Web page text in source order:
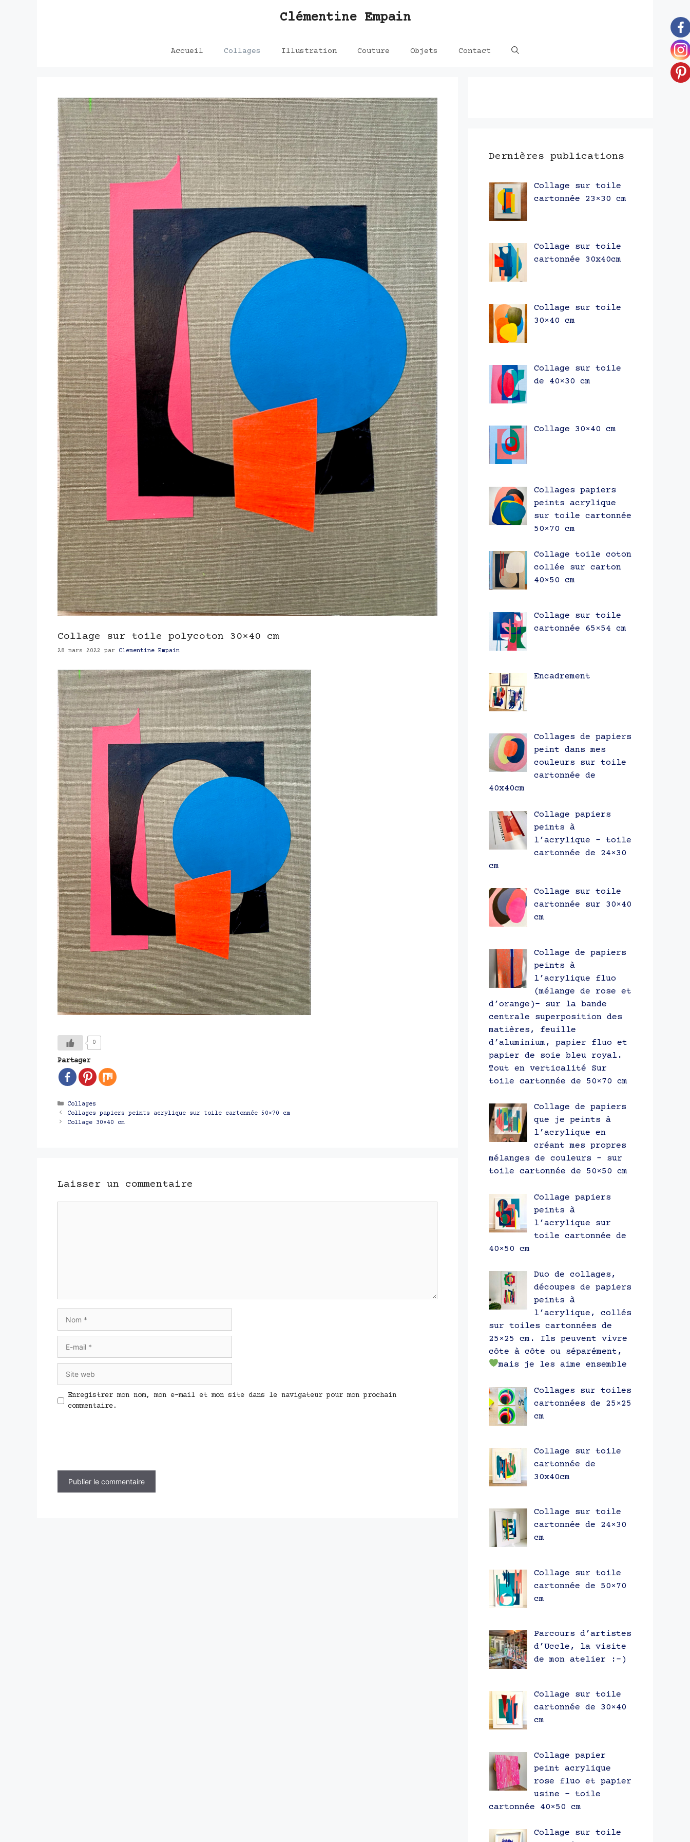
Clémentine Empain
Accueil Collages Illustration Couture Objets Contact
Collage sur toile polycoton 30×40 cm
28 mars 2022 par Clementine Empain
0
Partager
Catégories
Collages
Navigation
des
Collages papiers peints acrylique sur toile cartonnée 50×70 cm
Collage 30×40 cm
Laisser un commentaire
mail
web
Enregistrer mon nom, mon e-mail et mon site dans le navigateur pour mon prochain
commentaire.
Dernières publications
Collage sur toile
cartonnée 23×30 cm
Collage sur toile
cartonnée 30x40cm
Collage sur toile
30×40 cm
Collage sur toile
de 40×30 cm
Collage 30×40 cm
Collages papiers
peints acrylique
sur toile cartonnée
50×70 cm
Collage toile coton
collée sur carton
40×50 cm
Collage sur toile
cartonnée 65×54 cm
Encadrement
Collages de papiers
peint dans mes
couleurs sur toile
cartonnée de
40x40cm
Collage papiers
peints à
l’acrylique – toile
cartonnée de 24×30
cm
Collage sur toile
cartonnée sur 30×40
cm
Collage de papiers
peints à
l’acrylique fluo
(mélange de rose et
d’orange)- sur la bande
centrale superposition des
matières, feuille
d’aluminium, papier fluo et
papier de soie bleu royal.
Tout en verticalité Sur
toile cartonnée de 50×70 cm
Collage de papiers
que je peints à
l’acrylique en
créant mes propres
mélanges de couleurs – sur
toile cartonnée de 50×50 cm
Collage papiers
peints à
l’acrylique sur
toile cartonnée de
40×50 cm
Duo de collages,
découpes de papiers
peints à
l’acrylique, collés
sur toiles cartonnées de
25×25 cm. Ils peuvent vivre
côte à côte ou séparément,
mais je les aime ensemble
Collages sur toiles
cartonnées de 25×25
cm
Collage sur toile
cartonnée de
30x40cm
Collage sur toile
cartonnée de 24×30
cm
Collage sur toile
cartonnée de 50×70
cm
Parcours d’artistes
d’Uccle, la visite
de mon atelier :-)
Collage sur toile
cartonnée de 30×40
cm
Collage papier
peint acrylique
rose fluo et papier
usine – toile
cartonnée 40×50 cm
Collage sur toile